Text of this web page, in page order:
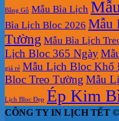
Bằng Gỗ Mẫu Bìa Lịch
Bìa Lịch Bloc 2026 Mẫu
Tường Mẫu Bìa Lịch
Lịch Bloc 365 Ngày
giá rẻ Mẫu Lịch Bloc Khổ
Bloc Treo Tường Mẫu
Lịch Bloc Đẹp Ép Kim
CÔNG TY IN LỊCH TẾT